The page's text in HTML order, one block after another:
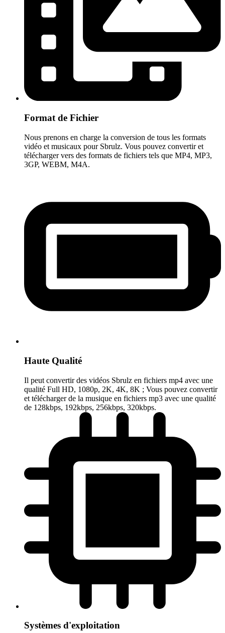
Format de Fichier
Nous prenons en charge la conversion de tous les formats
vidéo et musicaux pour Sbrulz. Vous pouvez convertir et
télécharger vers des formats de fichiers tels que MP4, MP3,
3GP, WEBM, M4A.
Haute Qualité
Il peut convertir des vidéos Sbrulz en fichiers mp4 avec une
qualité Full HD, 1080p, 2K, 4K, 8K ; Vous pouvez convertir
et télécharger de la musique en fichiers mp3 avec une qualité
de 128kbps, 192kbps, 256kbps, 320kbps.
Systèmes d'exploitation